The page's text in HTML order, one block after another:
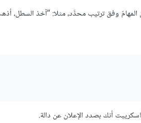
وفق ترتيب محدَّد، مثلا: “آخذ السطل،
أنك بصدد الإعلان عن دالة.